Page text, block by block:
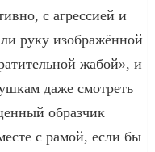
с агрессией и
руку изображённой
жабой», и
даже смотреть
образчик
с рамой, если бы